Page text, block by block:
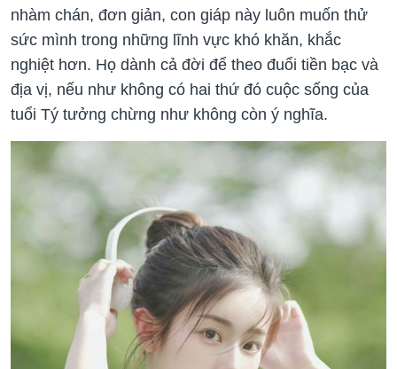
nhàm chán, đơn giản, con giáp này luôn muốn thử
sức mình trong những lĩnh vực khó khăn, khắc
nghiệt hơn. Họ dành cả đời để theo đuổi tiền bạc và
địa vị, nếu như không có hai thứ đó cuộc sống của
tuổi Tý tưởng chừng như không còn ý nghĩa.